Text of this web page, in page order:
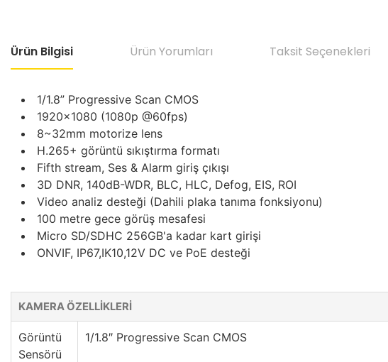
Ürün Bilgisi Ürün Yorumları Taksit Seçenekleri
1/1.8” Progressive Scan CMOS
1920x1080 (1080p @60fps)
8~32mm motorize lens
H.265+ görüntü sıkıştırma formatı
Fifth stream, Ses & Alarm giriş çıkışı
3D DNR, 140dB-WDR, BLC, HLC, Defog, EIS, ROI
Video analiz desteği (Dahili plaka tanıma fonksiyonu)
100 metre gece görüş mesafesi
Micro SD/SDHC 256GB'a kadar kart girişi
ONVIF, IP67,IK10,12V DC ve PoE desteği
KAMERA ÖZELLİKLERİ
Görüntü
Sensörü
1/1.8″ Progressive Scan CMOS